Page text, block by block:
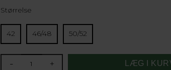
Størrelse
42 46/48 50/52
- +